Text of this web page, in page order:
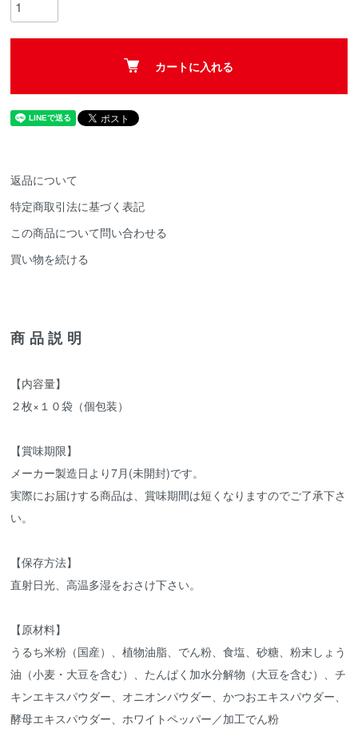
カートに入れる
返品について
特定商取引法に基づく表記
この商品について問い合わせる
買い物を続ける
商品説明
【内容量】
２枚×１０袋（個包装）
【賞味期限】
メーカー製造日より7月(未開封)です。
実際にお届けする商品は、賞味期間は短くなりますのでご了承下さ
い。
【保存方法】
直射日光、高温多湿をおさけ下さい。
【原材料】
うるち米粉（国産）、植物油脂、でん粉、食塩、砂糖、粉末しょう
油（小麦・大豆を含む）、たんぱく加水分解物（大豆を含む）、チ
キンエキスパウダー、オニオンパウダー、かつおエキスパウダー、
酵母エキスパウダー、ホワイトペッパー／加工でん粉